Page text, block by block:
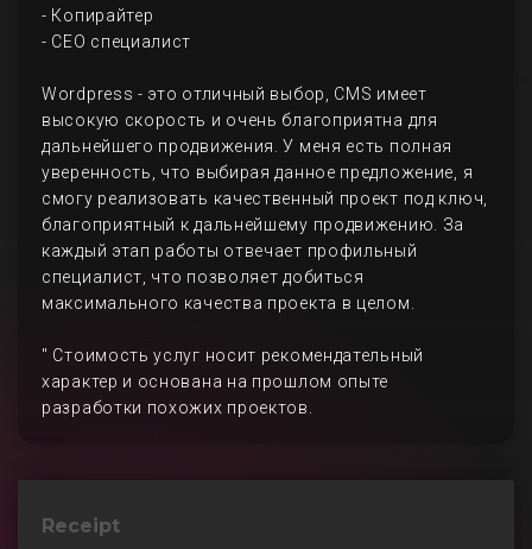
- Копирайтер
- СЕО специалист
Wordpress - это отличный выбор, CMS имеет
высокую скорость и очень благоприятна для
дальнейшего продвижения. У меня есть полная
уверенность, что выбирая данное предложение, я
смогу реализовать качественный проект под ключ,
благоприятный к дальнейшему продвижению. За
каждый этап работы отвечает профильный
специалист, что позволяет добиться
максимального качества проекта в целом.
" Стоимость услуг носит рекомендательный
характер и основана на прошлом опыте
разработки похожих проектов.
Receipt